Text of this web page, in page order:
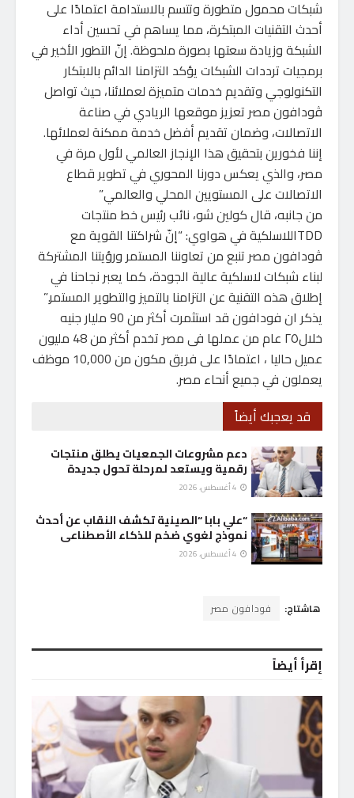
شبكات محمول متطورة وتتسم بالاستدامة اعتمادًا على
أحدث التقنيات المبتكرة، مما يساهم في تحسين أداء
الشبكة وزيادة سعتها بصورة ملحوظة. إنّ التطور الأخير في
برمجيات ترددات الشبكات يؤكد التزامنا الدائم بالابتكار
التكنولوجي وتقديم خدمات متميزة لعملائنا، حيث تواصل
ڤودافون مصر تعزيز موقعها الريادي في صناعة
الاتصالات، وضمان تقديم أفضل خدمة ممكنة لعملائها.
إننا فخورين بتحقيق هذا الإنجاز العالمي لأول مرة في
مصر، والذي يعكس دورنا المحوري في تطوير قطاع
الاتصالات على المستويين المحلي والعالمي”
من جانبه، قال كولين شو، نائب رئيس خط منتجات
TDDاللاسلكية في هواوي: “إنّ شراكتنا القوية مع
ڤودافون مصر تنبع من تعاوننا المستمر ورؤيتنا المشتركة
لبناء شبكات لاسلكية عالية الجودة، كما يعبر نجاحنا في
إطلاق هذه التقنية عن التزامنا بالتميز والتطوير المستمر.”
يذكر ان فودافون قد استثمرت أكثر من 90 مليار جنيه
خلال٢٥ عام من عملها فى مصر تخدم أكثر من 48 مليون
عميل حاليا ، اعتمادًا على فريق مكون من 10,000 موظف
يعملون في جميع أنحاء مصر.
قد يعجبك أيضاً
دعم مشروعات الجمعيات يطلق منتجات
رقمية ويستعد لمرحلة تحول جديدة
“علي بابا “الصينية تكشف النقاب عن أحدث
نموذج لغوي ضخم للذكاء الأصطناعى
هاشتاج: فودافون مصر
إقرأ أيضاً